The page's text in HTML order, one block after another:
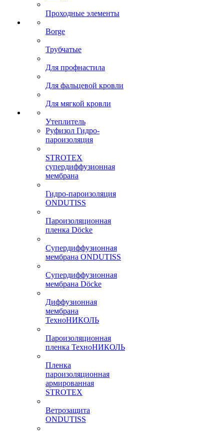
Проходные элементы
Borge
Трубчатые
Для профнастила
Для фальцевой кровли
Для мягкой кровли
Утеплитель
Руфизол Гидро-
пароизоляция
STROTEX
супердиффузионная
мембрана
Гидро-пароизоляция
ONDUTISS
Пароизоляционная
пленка Döcke
Супердиффузионная
мембрана ONDUTISS
Супердиффузионная
мембрана Döcke
Диффузионная
мембрана
ТехноНИКОЛЬ
Пароизоляционная
пленка ТехноНИКОЛЬ
Пленка
пароизоляционная
армированная
STROTEX
Ветрозащита
ONDUTISS